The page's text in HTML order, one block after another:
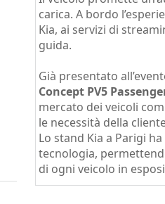
carica. A bordo
Kia, ai servizi di
guida.
Già presentato
Concept PV5
mercato dei veicoli
le necessità della
Lo stand Kia a Parigi
tecnologia,
di ogni veicolo in